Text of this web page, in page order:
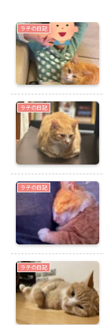
ラテの日記
ラテの日記
ラテの日記
ラテの日記